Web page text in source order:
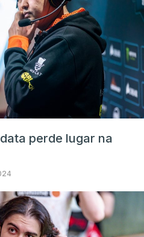
perde lugar na